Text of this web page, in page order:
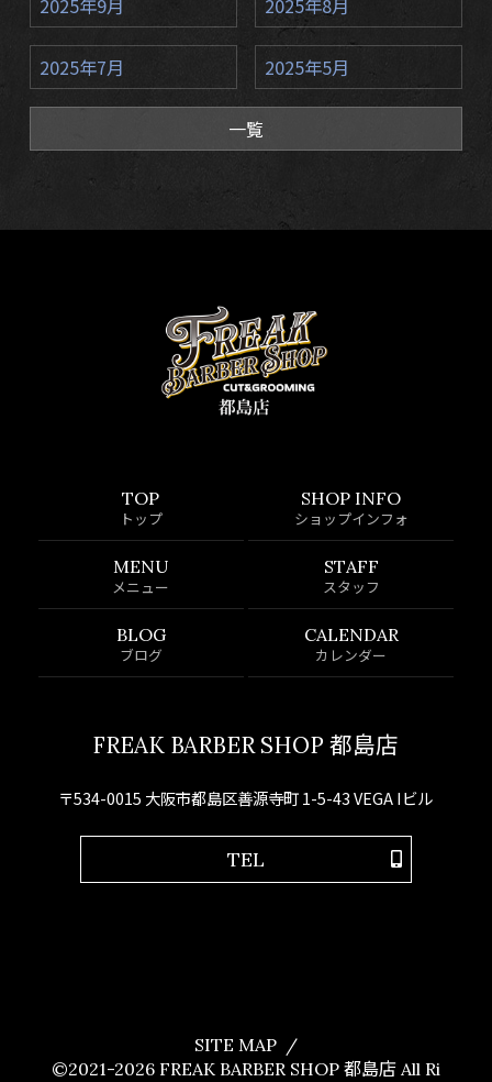
2025年9月 2025年8月
2025年7月 2025年5月
一覧
TOP
トップ
SHOP INFO
ショップインフォ
MENU
メニュー
STAFF
スタッフ
BLOG
ブログ
CALENDAR
カレンダー
FREAK BARBER SHOP 都島店
〒534-0015 大阪市都島区善源寺町 1-5-43 VEGA Iビル
TEL
SITE MAP
©2021-2026 FREAK BARBER SHOP 都島店All Ri